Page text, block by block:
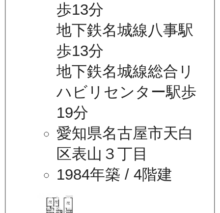
歩13分
地下鉄名城線八事駅
歩13分
地下鉄名城線総合リ
ハビリセンター駅歩
19分
愛知県名古屋市天白
区表山３丁目
1984年築 / 4階建